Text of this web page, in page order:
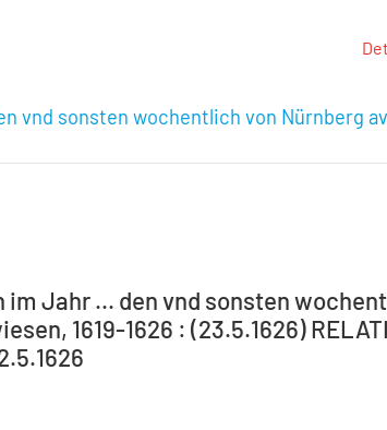
vnd sonsten wochentlich von Nürnberg
Jahr ... den vnd sonsten
1619-1626 : (23.5.1626)